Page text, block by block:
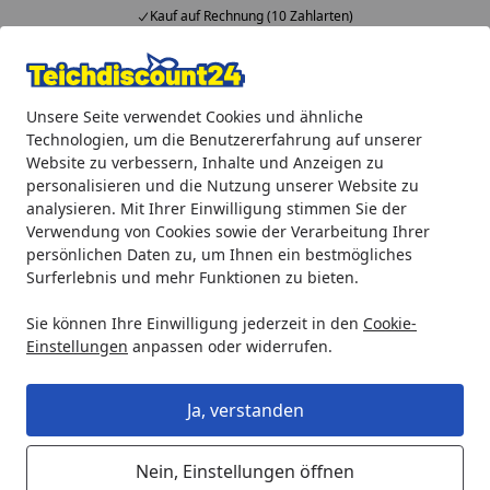
Unsere Seite verwendet Cookies und ähnliche
Technologien, um die Benutzererfahrung auf unserer
Website zu verbessern, Inhalte und Anzeigen zu
personalisieren und die Nutzung unserer Website zu
analysieren. Mit Ihrer Einwilligung stimmen Sie der
Verwendung von Cookies sowie der Verarbeitung Ihrer
persönlichen Daten zu, um Ihnen ein bestmögliches
Surferlebnis und mehr Funktionen zu bieten.
Sie können Ihre Einwilligung jederzeit in den Cookie-
Einstellungen anpassen oder widerrufen.
Ja, verstanden
Nein, Einstellungen öffnen
Kauf auf Rechnung (10 Zahlarten)
Alle Produkte
Mein Konto
Suchen
Startseite
Aquaristik biOrb Aquarien biorb Air BiOrb Terrarium
BiOrb Terrarium AIR 60